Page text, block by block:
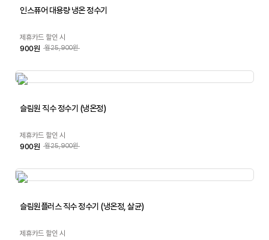
인스퓨어 대용량 냉온 정수기
제휴카드 할인 시
900원 월25,900원
슬림원 직수 정수기 (냉온정)
제휴카드 할인 시
900원 월25,900원
슬림원플러스 직수 정수기 (냉온정, 살균)
제휴카드 할인 시